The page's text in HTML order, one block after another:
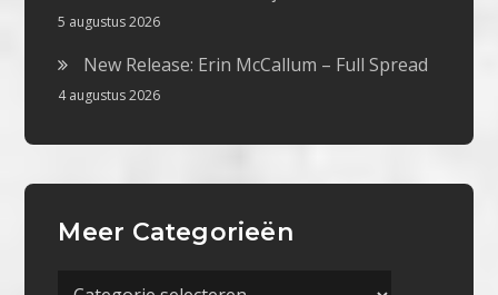
5 augustus 2026
New Release: Erin McCallum – Full Spread
4 augustus 2026
Meer Categorieën
Meer